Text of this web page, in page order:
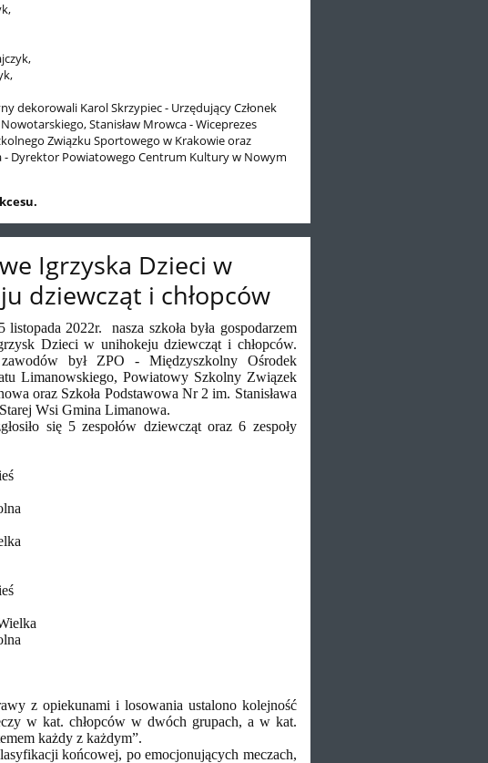
dekorowali Karol Skrzypiec - Urzędujący Członek
Stanisław Mrowca - Wiceprezes
Związku Sportowego w Krakowie oraz
- Dyrektor Powiatowego Centrum Kultury w Nowym
Igrzyska Dzieci w
dziewcząt i chłopców
2022r. nasza szkoła była gospodarzem
Dzieci w unihokeju dziewcząt i chłopców.
zawodów byłZPO - Międzyszkolny Ośrodek
Limanowskiego, Powiatowy Szkolny Związek
oraz Szkoła Podstawowa Nr 2 im. Stanisława
WsiGmina Limanowa.
się 5 zespołów dziewcząt oraz 6 zespoły
z opiekunami i losowania ustalono kolejność
w kat. chłopców w dwóch grupach, a w kat.
każdy z każdym”.
końcowej, po emocjonujących meczach,